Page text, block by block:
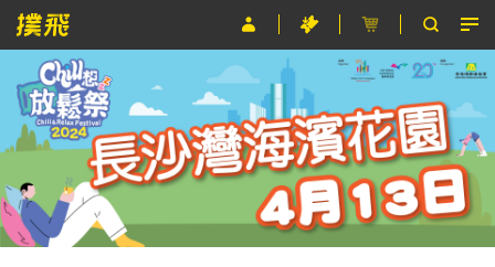
節目
主辦單位
關於撲飛
條款及細則